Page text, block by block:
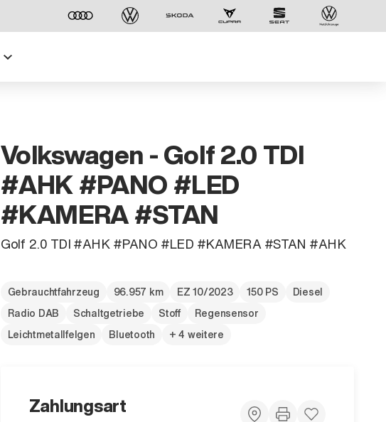
Am 5. September
Volkswagen - Golf 2.0 TDI
#AHK #PANO #LED
#KAMERA #STAN
Golf 2.0 TDI #AHK #PANO #LED #KAMERA #STAN #AHK
Gebrauchtfahrzeug 96.957 km EZ 10/2023 150 PS
Diesel
Radio DAB
Schaltgetriebe Stoff
Regensensor
Leichtmetallfelgen
Bluetooth + 4 weitere
Zahlungsart